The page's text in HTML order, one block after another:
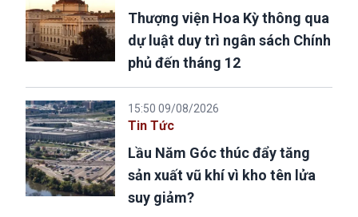
Thượng viện Hoa Kỳ thông qua
dự luật duy trì ngân sách Chính
phủ đến tháng 12
15:50 09/08/2026
Tin Tức
Lầu Năm Góc thúc đẩy tăng
sản xuất vũ khí vì kho tên lửa
suy giảm?